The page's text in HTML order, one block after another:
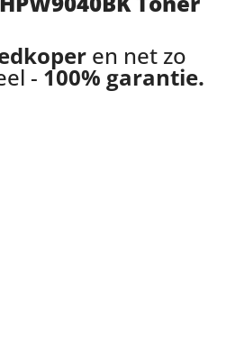
en net zo
- 100% garantie.